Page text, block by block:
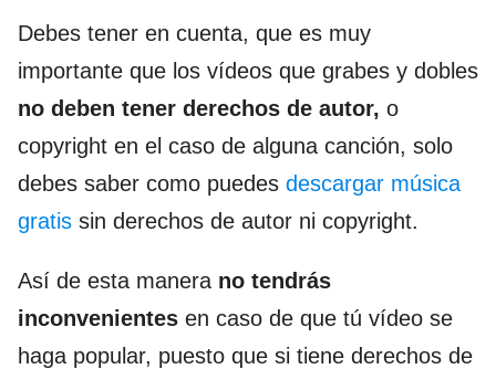
Debes tener en cuenta, que es muy
importante que los vídeos que grabes y dobles
no deben tener derechos de autor, o
copyright en el caso de alguna canción, solo
debes saber como puedes descargar música
gratis sin derechos de autor ni copyright.
Así de esta manera no tendrás
inconvenientes en caso de que tú vídeo se
haga popular, puesto que si tiene derechos de